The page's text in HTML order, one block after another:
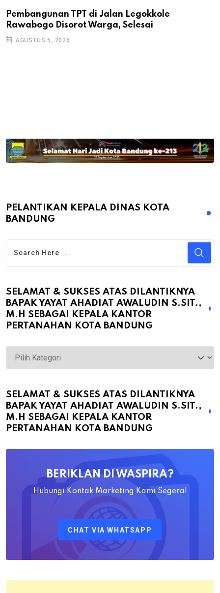
Pembangunan TPT di Jalan Legokkole
Rawabogo Disorot Warga, Selesai
AGUSTUS 5, 2026
PELANTIKAN KEPALA DINAS KOTA
BANDUNG
SELAMAT & SUKSES ATAS DILANTIKNYA
BAPAK YAYAT AHADIAT AWALUDIN S.SIT.,
M.H SEBAGAI KEPALA KANTOR
PERTANAHAN KOTA BANDUNG
atas
Dilantiknya
Bapak
Ahadiat
Pertanahan
Kota
SELAMAT & SUKSES ATAS DILANTIKNYA
BAPAK YAYAT AHADIAT AWALUDIN S.SIT.,
M.H SEBAGAI KEPALA KANTOR
PERTANAHAN KOTA BANDUNG
BERIKLAN DI WASPIRA?
Hubungi Kontak Marketing Kami Segera!
CHAT VIA WHATSAPP